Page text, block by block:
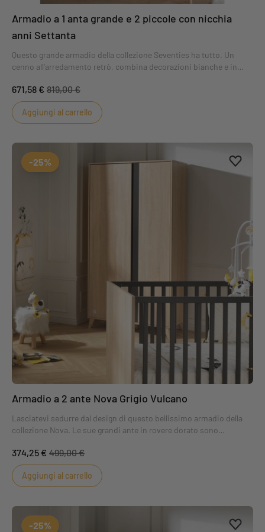
Armadio a 1 anta grande e 2 piccole con nicchia
anni Settanta
Questo grande armadio della collezione Seventies ha tutto. Un
cenno all'arredamento retrò, combina decorazioni bianche e in
vintage.
671,58 € 819,00 €
Aggiungi al carrello
-25%
Armadio a 2 ante Nova Grigio Vulcano
Lasciatevi sedurre dal design di questo bellissimo armadio della
collezione Nova. Le sue grandi ante in rovere dorato sono
e discreto alla cameretta del vostro bambino.
374,25 € 499,00 €
Aggiungi al carrello
-25%